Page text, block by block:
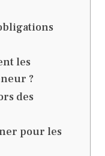
les
?
des
pour les